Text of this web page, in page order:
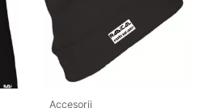
Accesorii